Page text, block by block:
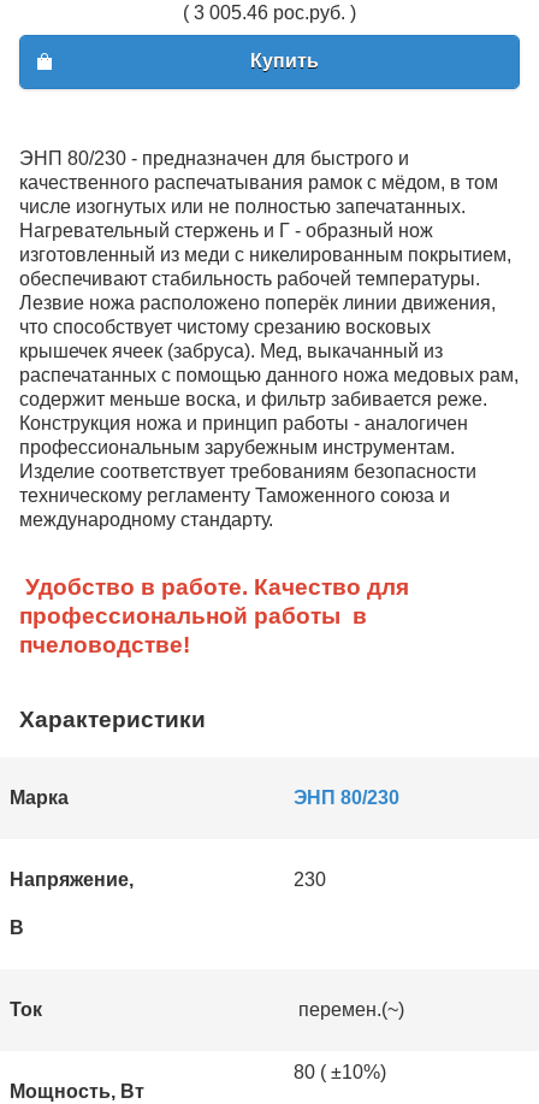
( 3 005.46 рос.руб. )
Купить
ЭНП 80/230 - предназначен для быстрого и
качественного распечатывания рамок с мёдом, в том
числе изогнутых или не полностью запечатанных.
Нагревательный стержень и Г - образный нож
изготовленный из меди с никелированным покрытием,
обеспечивают стабильность рабочей температуры.
Лезвие ножа расположено поперёк линии движения,
что способствует чистому срезанию восковых
крышечек ячеек (забруса). Мед, выкачанный из
распечатанных с помощью данного ножа медовых рам,
содержит меньше воска, и фильтр забивается реже.
Конструкция ножа и принцип работы - аналогичен
профессиональным зарубежным инструментам.
Изделие соответствует требованиям безопасности
техническому регламенту Таможенного союза и
международному стандарту.
Удобство в работе. Качество для
профессиональной работы в
пчеловодстве!
Характеристики
Марка ЭНП 80/230
Напряжение,
В
230
Ток перемен.(~)
Мощность, Вт
80 ( ±10%)